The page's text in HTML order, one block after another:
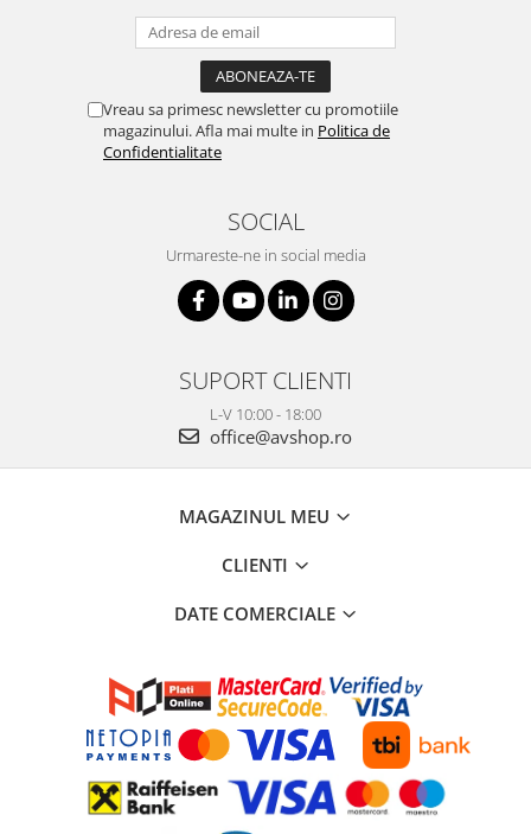
Vreau sa primesc newsletter cu promotiile
magazinului. Afla mai multe in Politica de
Confidentialitate
SOCIAL
Urmareste-ne in social media
SUPORT CLIENTI
L-V 10:00 - 18:00
office@avshop.ro
MAGAZINUL MEU
CLIENTI
DATE COMERCIALE